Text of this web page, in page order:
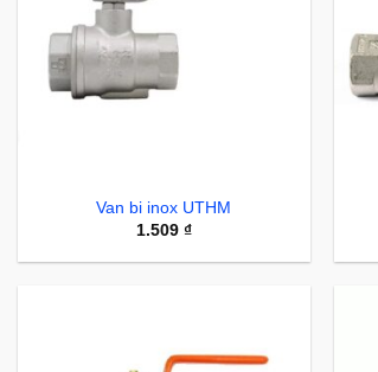
Van bi inox UTHM
1.509 ₫